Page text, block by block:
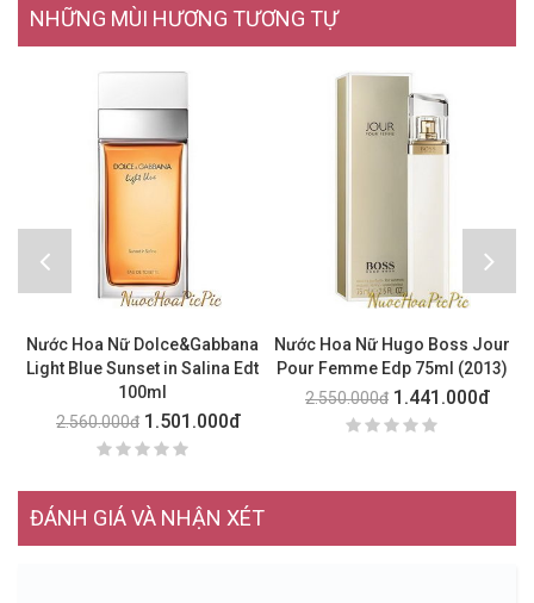
NHỮNG MÙI HƯƠNG TƯƠNG TỰ
Nước Hoa Nữ Dolce&Gabbana
Light Blue Sunset in Salina Edt
100ml
2.560.000đ 1.501.000đ
Nước Hoa Nữ Hugo Boss Jour
Pour Femme Edp 75ml (2013)
2.550.000đ 1.441.000đ
ĐÁNH GIÁ VÀ NHẬN XÉT